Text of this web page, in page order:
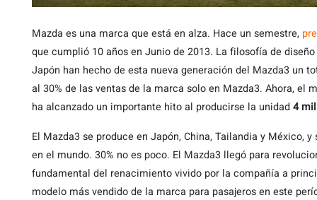
Mazda es una marca que está en alza. Hace un semestre,
que cumplió 10 años en Junio de 2013. La filosofía de diseño
Japón han hecho de esta nueva generación del Mazda3 un
al 30% de las ventas de la marca solo en Mazda3. Ahora, el
ha alcanzado un importante hito al producirse la unidad 4
El Mazda3 se produce en Japón, China, Tailandia y México,
en el mundo. 30% no es poco. El Mazda3 llegó para
fundamental del renacimiento vivido por la compañía a
modelo más vendido de la marca para pasajeros en este